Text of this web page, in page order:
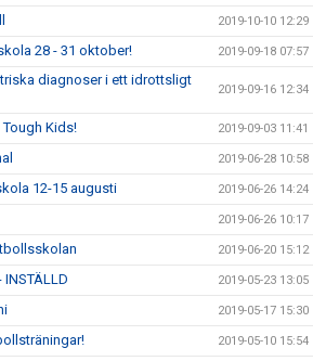
2019-10-10 12:29
28 - 31 oktober! 2019-09-18 07:57
diagnoser i ett idrottsligt
2019-09-16 12:34
Tough Kids! 2019-09-03 11:41
2019-06-28 10:58
12-15 augusti 2019-06-26 14:24
2019-06-26 10:17
2019-06-20 15:12
2019-05-23 13:05
2019-05-17 15:30
2019-05-10 15:54